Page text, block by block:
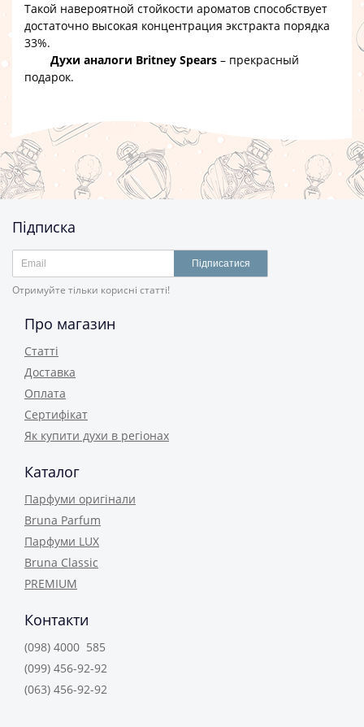
Такой навероятной стойкости ароматов способствует
достаточно высокая концентрация экстракта порядка
33%.
Духи аналоги Britney Spears – прекрасный
подарок.
Підписка
Підписатися
Отримуйте тільки корисні статті!
Про магазин
Статті
Доставка
Оплата
Сертифікат
Як купити духи в регіонах
Каталог
Парфуми оригінали
Bruna Parfum
Парфуми LUX
Bruna Classic
PREMIUM
Контакти
(098) 4000 585
(099) 456-92-92
(063) 456-92-92